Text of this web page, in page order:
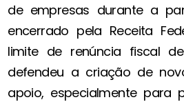
de empresas durante a
encerrado pela Receita
limite de renúncia fiscal
defendeu a criação de
apoio, especialmente para